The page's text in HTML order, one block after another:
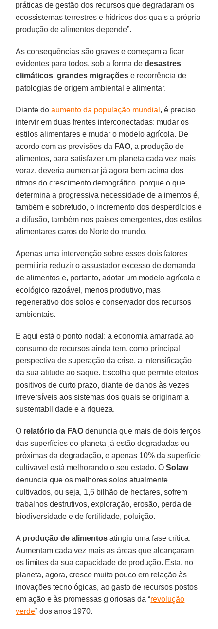
práticas de gestão dos recursos que degradaram os
ecossistemas terrestres e hídricos dos quais a própria
produção de alimentos depende”.
As consequências são graves e começam a ficar
evidentes para todos, sob a forma dedesastres
climáticos,grandes migrações e recorrência de
patologias de origem ambiental e alimentar.
Diante doaumento da população mundial , é preciso
intervir em duas frentes interconectadas: mudar os
estilos alimentares e mudar o modelo agrícola. De
acordo com as previsões da FAO, a produção de
alimentos, para satisfazer um planeta cada vez mais
voraz, deveria aumentar já agora bem acima dos
ritmos do crescimento demográfico, porque o que
determina a progressiva necessidade de alimentos é,
também e sobretudo, o incremento dos desperdícios e
a difusão, também nos países emergentes, dos estilos
alimentares caros do Norte do mundo.
Apenas uma intervenção sobre esses dois fatores
permitiria reduzir o assustador excesso de demanda
de alimentos e, portanto, adotar um modelo agrícola e
ecológico razoável, menos produtivo, mas
regenerativo dos solos e conservador dos recursos
ambientais.
E aqui está o ponto nodal: a economia amarrada ao
consumo de recursos ainda tem, como principal
perspectiva de superação da crise, a intensificação
da sua atitude ao saque. Escolha que permite efeitos
positivos de curto prazo, diante de danos às vezes
irreversíveis aos sistemas dos quais se originam a
sustentabilidade e a riqueza.
O relatório da FAOdenuncia que mais de dois terços
das superfícies do planeta já estão degradadas ou
próximas da degradação, e apenas 10% da superfície
cultivável está melhorando o seu estado. OSolaw
denuncia que os melhores solos atualmente
cultivados, ou seja, 1,6 bilhão de hectares, sofrem
trabalhos destrutivos, exploração, erosão, perda de
biodiversidade e de fertilidade, poluição.
A produção de alimentos atingiu uma fase crítica.
Aumentam cada vez mais as áreas que alcançaram
os limites da sua capacidade de produção. Esta, no
planeta, agora, cresce muito pouco em relação às
inovações tecnológicas, ao gasto de recursos postos
em ação e às promessas gloriosas da “revolução
verde” dos anos 1970.